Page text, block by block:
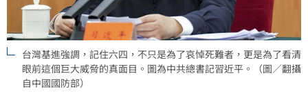
台灣基進強調，記住六四，不只是為了哀悼死難者，更是為了看清
眼前這個巨大威脅的真面目。圖為中共總書記習近平。（圖／翻攝
自中國國防部）